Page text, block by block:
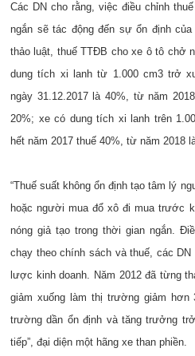
Các DN cho rằng, việc điều chỉnh
ngắn sẽ tác động đến sự ổn định
thảo luật, thuế TTĐB cho xe ô tô chở
dung tích xi lanh từ 1.000 cm3 trở
ngày 31.12.2017 là 40%, từ năm
20%; xe có dung tích xi lanh trên
hết năm 2017 thuế 40%, từ năm 2018
“Thuế suất không ổn định tạo tâm lý
hoặc người mua đổ xô đi mua trước
nóng giả tạo trong thời gian ngắn.
chạy theo chính sách và thuế, các
lược kinh doanh. Năm 2012 đã từng
giảm xuống làm thị trường giảm hơn
trường dần ổn định và tăng trưởng
tiếp”, đại diện một hãng xe than phiền.